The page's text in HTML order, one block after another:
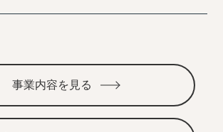
事業内容を見る